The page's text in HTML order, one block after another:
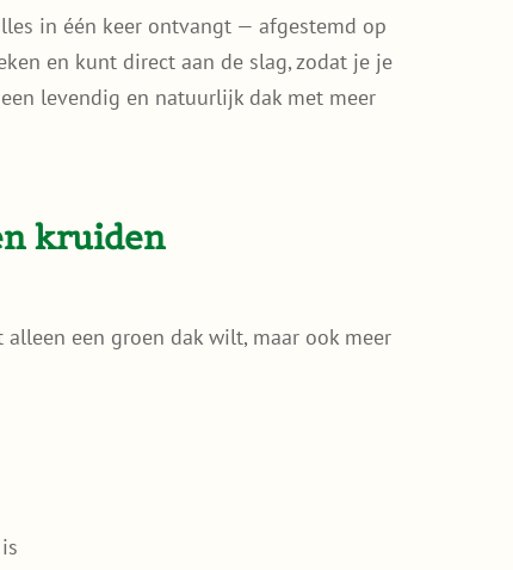
in één keer ontvangt — afgestemd op
en kunt direct aan de slag, zodat je je
levendig en natuurlijk dak met meer
kruiden
een groen dak wilt, maar ook meer